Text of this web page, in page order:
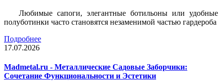
Любимые сапоги, элегантные ботильоны или удобные
полуботинки часто становятся незаменимой частью гардероба
Подробнее
17.07.2026
Madmetal.ru - Металлические Садовые Заборчики:
Сочетание Функциональности и Эстетики